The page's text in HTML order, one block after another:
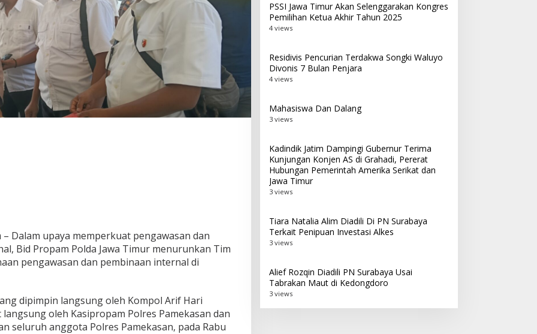
– Dalam upaya memperkuat pengawasan dan
Bid Propam Polda Jawa Timur menurunkan Tim
pengawasan dan pembinaan internal di
dipimpin langsung oleh Kompol Arif Hari
oleh Kasipropam Polres Pamekasan dan
seluruh anggota Polres Pamekasan, pada Rabu
PSSI Jawa Timur Akan Selenggarakan Kongres
Pemilihan Ketua Akhir Tahun 2025
4 views
Residivis Pencurian Terdakwa Songki Waluyo
Divonis 7 Bulan Penjara
4 views
Mahasiswa Dan Dalang
3 views
Kadindik Jatim Dampingi Gubernur Terima
Kunjungan Konjen AS di Grahadi, Pererat
Hubungan Pemerintah Amerika Serikat dan
Jawa Timur
3 views
Tiara Natalia Alim Diadili Di PN Surabaya
Terkait Penipuan Investasi Alkes
3 views
Alief Rozqin Diadili PN Surabaya Usai
Tabrakan Maut di Kedongdoro
3 views